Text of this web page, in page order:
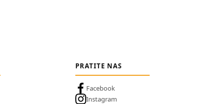
PRATITE NAS
Facebook
Instagram